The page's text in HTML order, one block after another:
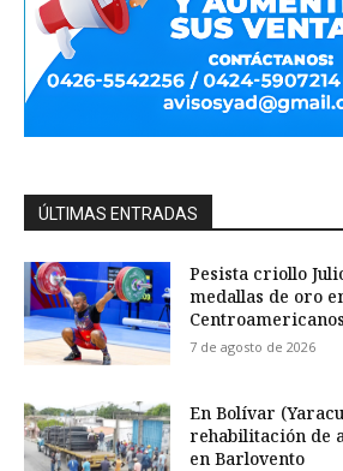
ÚLTIMAS ENTRADAS
Pesista criollo
medallas de oro
7 de agosto de 2026
En Bolívar
rehabilitación de
en Barlovento